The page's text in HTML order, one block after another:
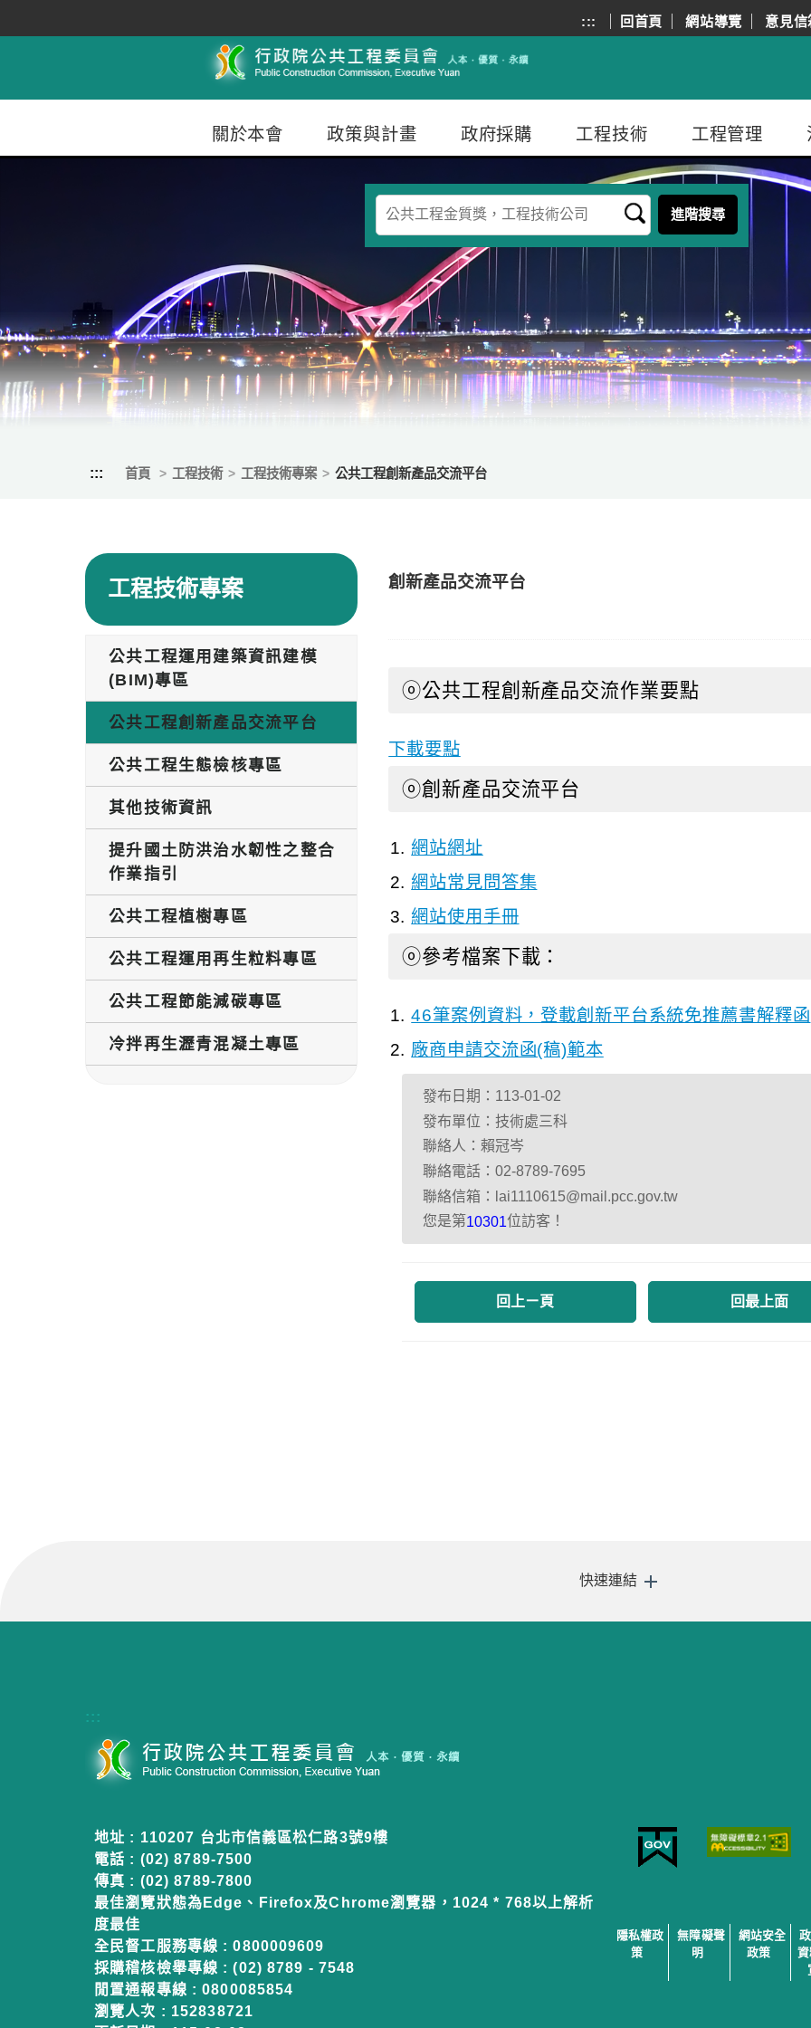
行政院公共工程委員會 ::: 回首頁 網站導覽 意見信
關於本會 政策與計畫 政府採購 工程技術 工程管理
查
條
進階搜尋
::: 首頁 工程技術 工程技術專案 公共工程創新產品交流平台
工程技術專案
公共工程運用建築資訊建模
(BIM)專區
公共工程創新產品交流平台
公共工程生態檢核專區
其他技術資訊
提升國土防洪治水韌性之整合
作業指引
公共工程植樹專區
公共工程運用再生粒料專區
公共工程節能減碳專區
冷拌再生瀝青混凝土專區
創新產品交流平台
ⓞ公共工程創新產品交流作業要點
下載要點
ⓞ創新產品交流平台
網站網址
網站常見問答集
網站使用手冊
ⓞ參考檔案下載：
46筆案例資料，登載創新平台系統免推薦書解釋函
廠商申請交流函(稿)範本
發布日期：113-01-02
發布單位：技術處三科
聯絡人：賴冠岑
聯絡電話：02-8789-7695
聯絡信箱：lai1110615@mail.pcc.gov.tw
您是第10301位訪客！
回上ㄧ頁 回最上面
快速連結
:::
地址 : 110207 台北市信義區松仁路3號9樓
電話 : (02) 8789-7500
傳真 : (02) 8789-7800
最佳瀏覽狀態為Edge、Firefox及Chrome瀏覽器，1024 * 768以上解析
度最佳
全民督工服務專線 : 0800009609
採購稽核檢舉專線 : (02) 8789 - 7548
閒置通報專線 : 0800085854
隱私權政
策
無障礙聲
明
網站安全
政策
瀏覽人次 : 152838721